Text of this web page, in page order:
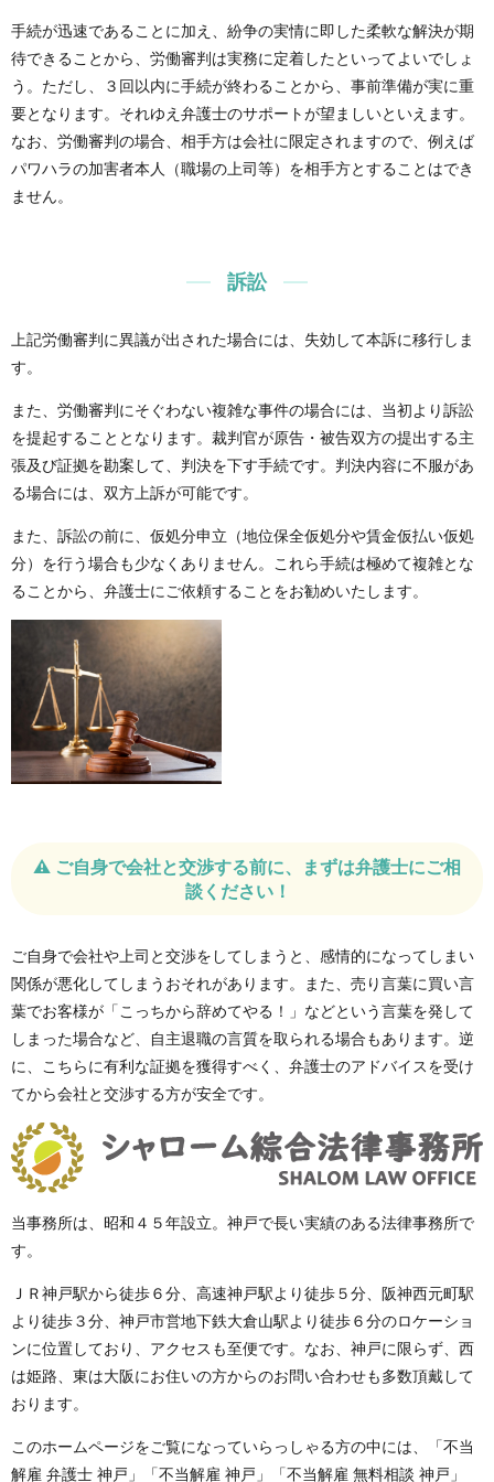
手続が迅速であることに加え、紛争の実情に即した柔軟な解決が期
待できることから、労働審判は実務に定着したといってよいでしょ
う。ただし、３回以内に手続が終わることから、事前準備が実に重
要となります。それゆえ弁護士のサポートが望ましいといえます。
なお、労働審判の場合、相手方は会社に限定されますので、例えば
パワハラの加害者本人（職場の上司等）を相手方とすることはでき
ません。
訴訟
上記労働審判に異議が出された場合には、失効して本訴に移行しま
す。
また、労働審判にそぐわない複雑な事件の場合には、当初より訴訟
を提起することとなります。裁判官が原告・被告双方の提出する主
張及び証拠を勘案して、判決を下す手続です。判決内容に不服があ
る場合には、双方上訴が可能です。
また、訴訟の前に、仮処分申立（地位保全仮処分や賃金仮払い仮処
分）を行う場合も少なくありません。これら手続は極めて複雑とな
ることから、弁護士にご依頼することをお勧めいたします。
⚠️ ご自身で会社と交渉する前に、まずは弁護士にご相
談ください！
ご自身で会社や上司と交渉をしてしまうと、感情的になってしまい
関係が悪化してしまうおそれがあります。また、売り言葉に買い言
葉でお客様が「こっちから辞めてやる！」などという言葉を発して
しまった場合など、自主退職の言質を取られる場合もあります。逆
に、こちらに有利な証拠を獲得すべく、弁護士のアドバイスを受け
てから会社と交渉する方が安全です。
当事務所は、昭和４５年設立。神戸で長い実績のある法律事務所で
す。
ＪＲ神戸駅から徒歩６分、高速神戸駅より徒歩５分、阪神西元町駅
より徒歩３分、神戸市営地下鉄大倉山駅より徒歩６分のロケーショ
ンに位置しており、アクセスも至便です。なお、神戸に限らず、西
は姫路、東は大阪にお住いの方からのお問い合わせも多数頂戴して
おります。
このホームページをご覧になっていらっしゃる方の中には、「不当
解雇 弁護士 神戸」「不当解雇 神戸」「不当解雇 無料相談 神戸」